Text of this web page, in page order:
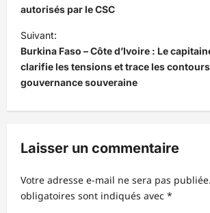
v
i
g
a
o
d
’
autorisés par le CSC
Suivant:
Burkina Faso – Côte d’Ivoire : Le
clarifie les tensions et trace les contours
gouvernance souveraine
Laisser un commentaire
Votre adresse e-mail ne sera pas publiée.
obligatoires sont indiqués avec *